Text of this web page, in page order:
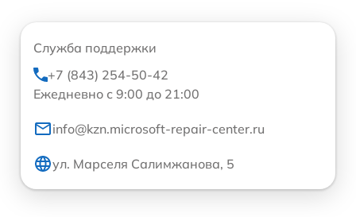
Служба поддержки
+7 (843) 254-50-42
Ежедневно с 9:00 до 21:00
info@kzn.microsoft-repair-center.ru
ул. Марселя Салимжанова, 5